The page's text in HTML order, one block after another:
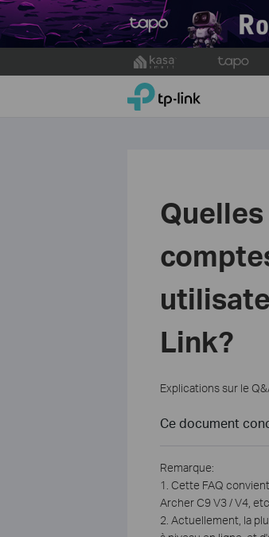
to
TP-Link, Reliably Smart
Link?
Explications sur le
Ce document
Remarque:
1. Cette FAQ
Archer C9 V3 / V4, etc.
2. Actuellement, la